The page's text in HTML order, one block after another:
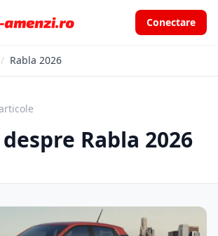
Conectare
/ Rabla 2026
Rabla 2026